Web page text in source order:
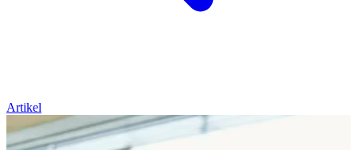
Artikel